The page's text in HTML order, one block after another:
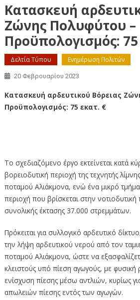
Κατασκευή
Ζώνης Πολυφύτου –
Προϋπολογισμός:
Δελτία Τύπου Ενημέρωση Πολιτών
20 Φεβρουαρίου 2023
Κατασκευή αρδευτικού Βόρειας
Προϋπολογισμός: 75 εκατ. €
Το σχεδιαζόμενο έργο εκτείνεται κατά
βορειοδυτική περιοχή της τεχνητής
ποταμού Αλιάκμονα, ενώ ένα μικρό
περιοχή που βρίσκεται στην νοτιοδυτική
συνολικής έκτασης 37.000 στρεμμάτων.
Πρόκειται για συλλογικό αρδευτικό
την λήψη αρδευτικού νερού από τον
ποταμού Αλιάκμονα, ώστε να
κλειστούς υπό πίεση αγωγούς, με φυσική
ενίσχυση πίεσης μέσω αντλιών, κυρίως
απωλειών πίεσης εντός των αγωγών.